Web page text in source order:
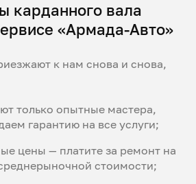
карданного вала
«Армада-Авто»
к нам снова и снова,
только опытные мастера,
гарантию на все услуги;
цены — платите за ремонт на
стоимости;